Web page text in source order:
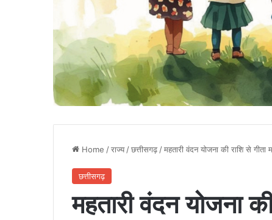
Home /राज्य /छत्तीसगढ़ /महतारी वंदन योजना की राशि से गीता
छत्तीसगढ़
महतारी वंदन योजना